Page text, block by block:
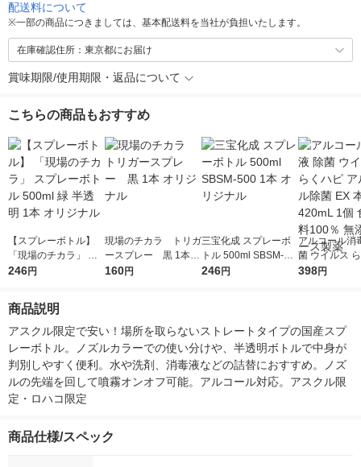
配送料について
※一部の商品につきましては、基本配送料を当社が負担いたします。
在庫確認住所：東京都にお届け
賞味期限/使用期限・返品について
こちらの商品もおすすめ
【スプレーボトル】
「現場のチカラ」 ス
プレーボトル 500ml
246円
現場のチカラ トリガ
ースプレー 黒 1本
オリジナル
160円
三宝化成 スプレーボ
トル 500ml SBSM-50
0 1本 オリジナル
246円
アルコール消
菌 ウイルス
アルコール除
398円
商品説明
アスクル限定で安い！場所を取らないストレートタイプの国産スプ
レーボトル。ノズルカラーでの使い分けや、半透明ボトルで中身が
判別しやすく便利。水や洗剤、消毒液などの詰替におすすめ。ノズ
ルの先端を回して噴霧オンオフ可能。アルコール対応。アスクル限
定・ロハコ限定
商品仕様/スペック